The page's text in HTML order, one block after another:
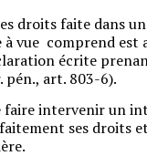
droits faite dans
à vue comprend est
écrite
pén., art. 803-6).
faire intervenir un
ses droits